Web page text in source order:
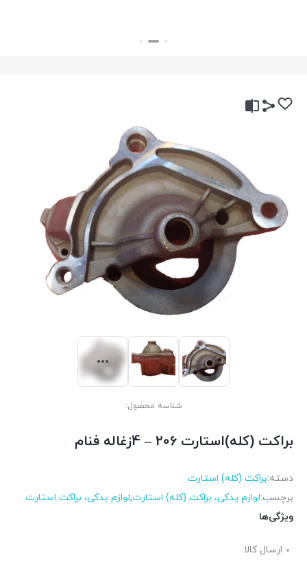
شناسه محصول:
براکت (کله)استارت 206 – 4زغاله فنام
دسته:براکت (کله) استارت
برچسب:لوازم یدکی، براکت (کله) استارت,لوازم یدکی، براکت استارت
ویژگی‌ها
ارسال کالا: